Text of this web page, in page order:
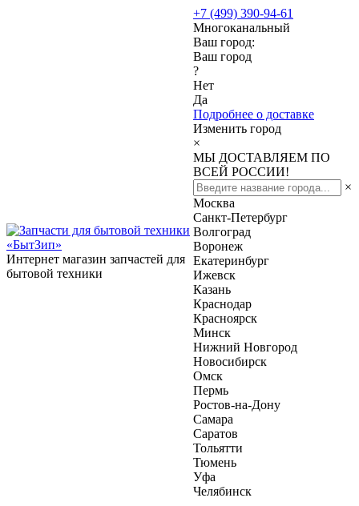
Интернет магазин запчастей для
бытовой техники
+7 (499) 390-94-61
Многоканальный
Ваш город:
Ваш город
?
Нет
Да
Подробнее о доставке
Изменить город
×
МЫ ДОСТАВЛЯЕМ ПО
ВСЕЙ РОССИИ!
×
Москва
Санкт-Петербург
Волгоград
Воронеж
Екатеринбург
Ижевск
Казань
Краснодар
Красноярск
Минск
Нижний Новгород
Новосибирск
Омск
Пермь
Ростов-на-Дону
Самара
Саратов
Тольятти
Тюмень
Уфа
Челябинск